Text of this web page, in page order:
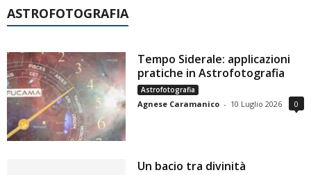
ASTROFOTOGRAFIA
Tempo Siderale: applicazioni
pratiche in Astrofotografia
Astrofotografia
Agnese Caramanico - 10 Luglio 2026 0
Un bacio tra divinità